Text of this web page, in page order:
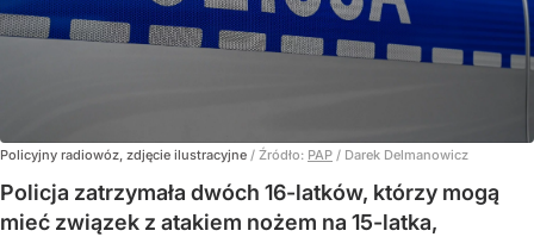
Policyjny radiowóz, zdjęcie ilustracyjne / Źródło: PAP / Darek Delmanowicz
Policja zatrzymała dwóch 16-latków, którzy mogą
mieć związek z atakiem nożem na 15-latka,